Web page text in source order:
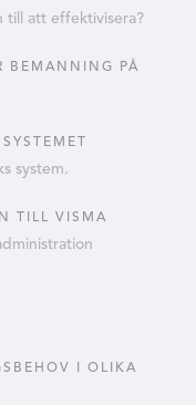
till att effektivisera?
BEMANNING PÅ
system.
TILL VISMA
I OLIKA